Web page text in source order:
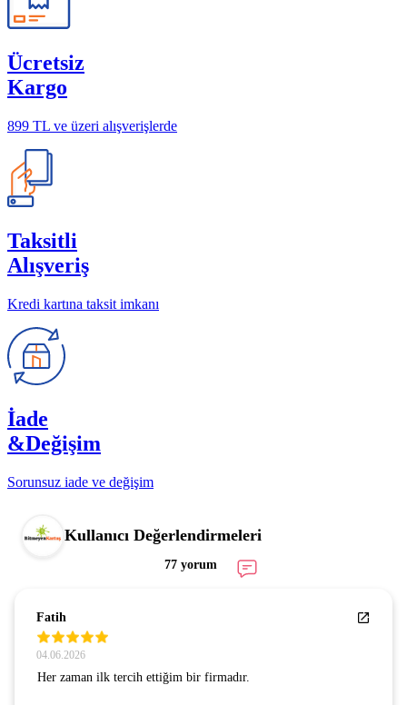
Ücretsiz
Kargo
899 TL ve üzeri alışverişlerde
Taksitli
Alışveriş
Kredi kartına taksit imkanı
İade
&Değişim
Sorunsuz iade ve değişim
Kullanıcı Değerlendirmeleri
77 yorum
Fatih
04.06.2026
Her zaman ilk tercih ettiğim bir firmadır.